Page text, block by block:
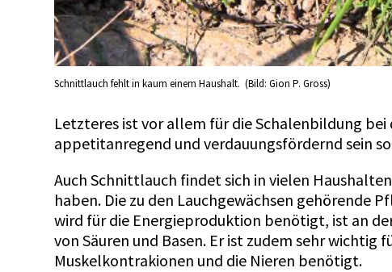
Schnittlauch fehlt in kaum einem Haushalt. (Bild: Gion P. Gross)
Letzteres ist vor allem für die Schalenbildung bei
appetitanregend und verdauungsfördernd sein
Auch Schnittlauch findet sich in vielen
haben. Die zu den Lauchgewächsen gehörende
wird für die Energieproduktion benötigt, ist an
von Säuren und Basen. Er ist zudem sehr wichtig
Muskelkontrakionen und die Nieren benötigt.